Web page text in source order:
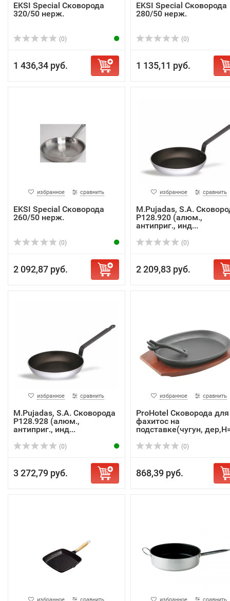
EKSI Special Сковорода
320/50 нерж.
(0)
1 436,34 руб.
EKSI Special Сковорода
280/50 нерж.
(0)
1 135,11 руб.
избранное сравнить
EKSI Special Сковорода
260/50 нерж.
(0)
2 092,87 руб.
избранное сравнить
M.Pujadas, S.A.
P128.920 (алюм.,
антиприг., инд...
(0)
2 209,83 руб.
избранное сравнить
M.Pujadas, S.A. Сковорода
P128.928 (алюм.,
антиприг., инд...
(0)
3 272,79 руб.
избранное сравнить
ProHotel Сковорода для
фахитос на
подставке(чугун,
(0)
868,39 руб.